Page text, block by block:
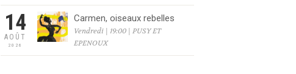
14
AOÛT
2026
Carmen, oiseaux rebelles
Vendredi | 19:00 | PUSY ET
EPENOUX